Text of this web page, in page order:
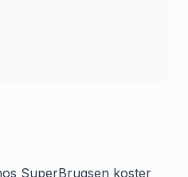
SuperBrugsen koster